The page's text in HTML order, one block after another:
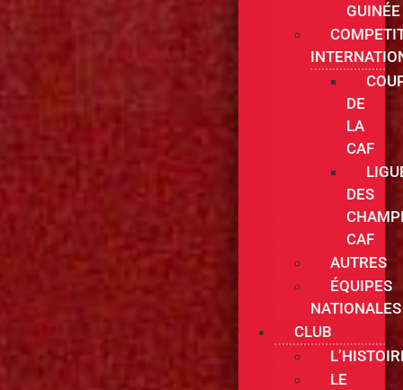
GUINÉE
DE
LA
CAF
DES
CAF
AUTRES
ÉQUIPES
NATIONALES
CLUB
LE